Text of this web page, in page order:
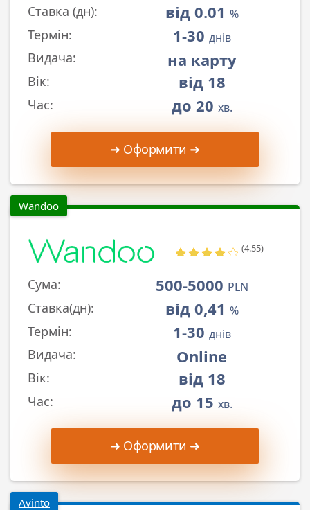
Ставка (дн): від 0.01 %
Термін: 1-30 днів
Видача: на карту
Вік: від 18
Час: до 20 хв.
➜ Оформити ➜
Wandoo
(4.55)
Сума: 500-5000 PLN
Ставка(дн): від 0,41 %
Термін: 1-30 днів
Видача: Online
Вік: від 18
Час: до 15 хв.
➜ Оформити ➜
Avinto